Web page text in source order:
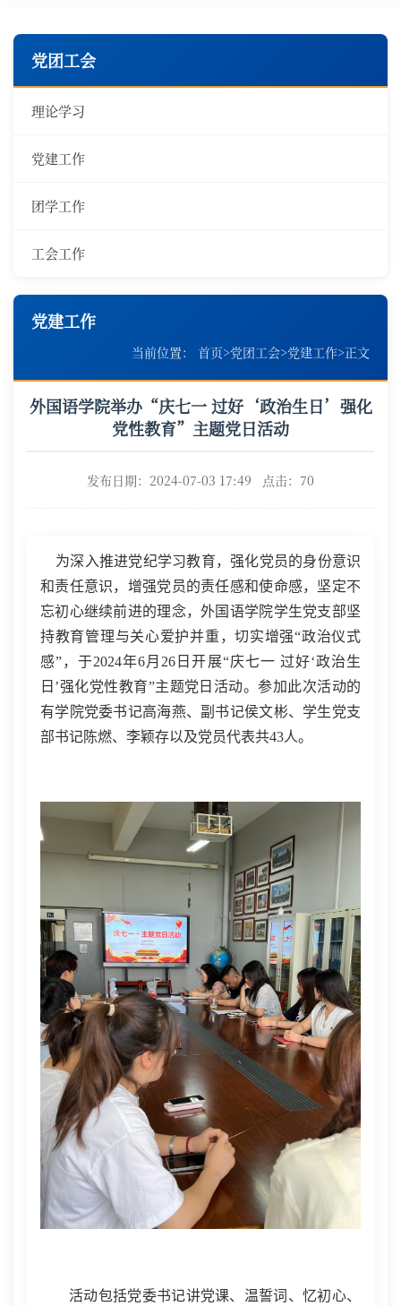
党团工会
理论学习
党建工作
团学工作
工会工作
党建工作
当前位置： 首页>党团工会>党建工作>正文
外国语学院举办“庆七一 过好‘政治生日’强化
党性教育”主题党日活动
发布日期：2024-07-03 17:49 点击： 70
为深入推进党纪学习教育，强化党员的身份意识
和责任意识，增强党员的责任感和使命感，坚定不
忘初心继续前进的理念，外国语学院学生党支部坚
持教育管理与关心爱护并重，切实增强“政治仪式
感”，于2024年6月26日开展“庆七一 过好‘政治生
日’强化党性教育”主题党日活动。参加此次活动的
有学院党委书记高海燕、副书记侯文彬、学生党支
部书记陈燃、李颖存以及党员代表共43人。
活动包括党委书记讲党课、温誓词、忆初心、